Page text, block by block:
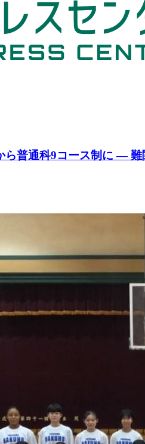
ら普通科9コース制に —